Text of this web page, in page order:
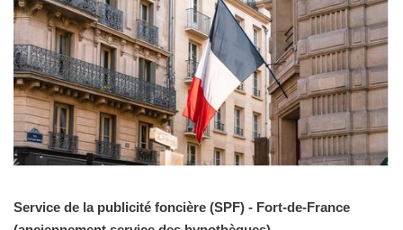
Service de la publicité foncière (SPF) - Fort-de-France